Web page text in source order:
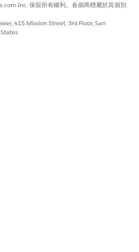
Inc. 保留所有權利。各個商標屬於其個別
415 Mission Street, 3rd Floor, San